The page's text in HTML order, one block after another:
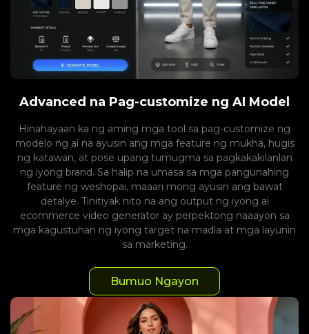
Advanced na Pag-customize ng AI Model
Hinahayaan ka ng aming mga tool sa pag-customize ng
modelo ng ai na ayusin ang mga feature ng mukha, hugis
ng katawan, at pose upang tumugma sa pagkakakilanlan
ng iyong brand. Sa halip na umasa sa mga pangunahing
feature ng weshopai, maaari mong ayusin ang bawat
detalye. Tinitiyak nito na ang output ng iyong ai
ecommerce video generator ay perpektong naaayon sa
mga kagustuhan ng iyong target na madla at mga layunin
sa marketing.
Bumuo Ngayon